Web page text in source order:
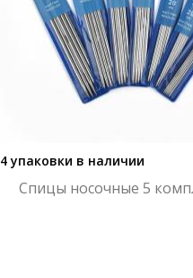
4 упаковки в наличии
Спицы носочные 5